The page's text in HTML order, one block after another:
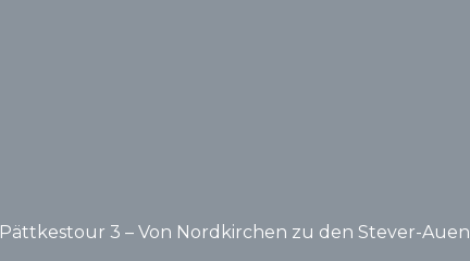
Pättkestour 3 – Von Nordkirchen zu den Stever-Auen